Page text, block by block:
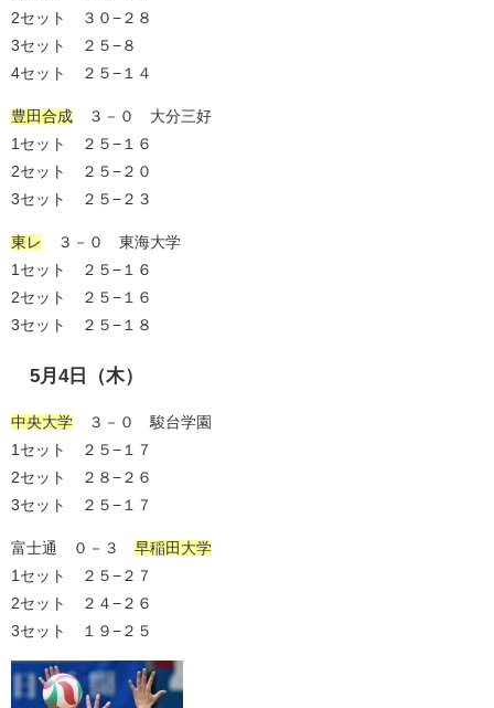
2セット ３０−２８
3セット ２５−８
4セット ２５−１４
豊田合成 ３－０ 大分三好
1セット ２５−１６
2セット ２５−２０
3セット ２５−２３
東レ ３－０ 東海大学
1セット ２５−１６
2セット ２５−１６
3セット ２５−１８
5月4日（木）
中央大学 ３－０ 駿台学園
1セット ２５−１７
2セット ２８−２６
3セット ２５−１７
富士通 ０－３ 早稲田大学
1セット ２５−２７
2セット ２４−２６
3セット １９−２５